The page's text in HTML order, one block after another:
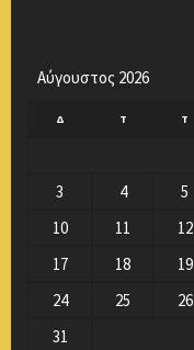
Αύγουστος 2026
Δ Τ Τ
3
4 5
10
11 12
17
18 19
24
25 26
31